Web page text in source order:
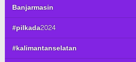
Banjarmasin
#pilkada2024
#kalimantanselatan